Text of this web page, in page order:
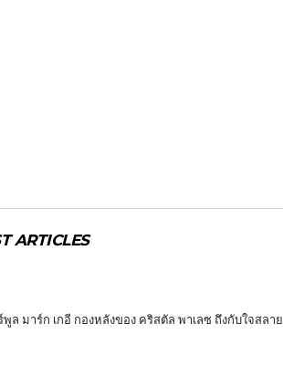
ARTICLES
ล มาร์ก เกอี กองหลังของ คริสตัล พาเลซ ถึงกับใจสล